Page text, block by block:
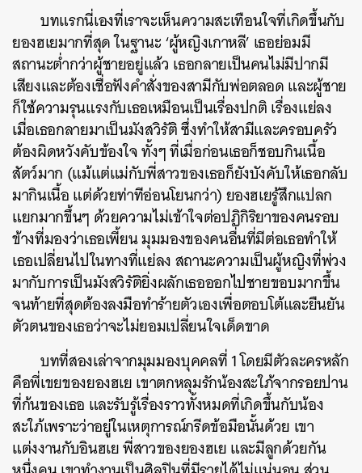
บทแรกนี่เองที่เราจะเห็นความสะเทือนใจที่เกิดขึ้นกับ
ยองฮเยมากที่สุด ในฐานะ ‘ผู้หญิงเกาหลี’ เธอย่อมมี
สถานะต่ำกว่าผู้ชายอยู่แล้ว เธอกลายเป็นคนไม่มีปากมี
เสียงและต้องเชื่อฟังคำสั่งของสามีกับพ่อตลอด และผู้ชาย
ก็ใช้ความรุนแรงกับเธอเหมือนเป็นเรื่องปกติ เรื่องแย่ลง
เมื่อเธอกลายมาเป็นมังสวิรัติ ซึ่งทำให้สามีและครอบครัว
ต้องผิดหวังคับข้องใจ ทั้งๆ ที่เมื่อก่อนเธอก็ชอบกินเนื้อ
สัตว์มาก (แม้แต่แม่กับพี่สาวของเธอก็ยังบังคับให้เธอกลับ
มากินเนื้อ แต่ด้วยท่าทีอ่อนโยนกว่า) ยองฮเยรู้สึกแปลก
แยกมากขึ้นๆ ด้วยความไม่เข้าใจต่อปฏิกิริยาของคนรอบ
ข้างที่มองว่าเธอเพี้ยน มุมมองของคนอื่นที่มีต่อเธอทำให้
เธอเปลี่ยนไปในทางที่แย่ลงสถานะความเป็นผู้หญิงที่พ่วง
มากับการเป็นมังสวิรัติยิ่งผลักเธอออกไปชายขอบมากขึ้น
จนท้ายที่สุดต้องลงมือทำร้ายตัวเองเพื่อตอบโต้และยืนยัน
ตัวตนของเธอว่าจะไม่ยอมเปลี่ยนใจเด็ดขาด
บทที่สองเล่าจากมุมมองบุคคลที่ 1 โดยมีตัวละครหลัก
คือพี่เขยของยองฮเย เขาตกหลุมรักน้องสะใภ้จากรอยปาน
ที่ก้นของเธอ และรับรู้เรื่องราวทั้งหมดที่เกิดขึ้นกับน้อง
สะใภ้เพราะว่าอยู่ในเหตุการณ์กรีดข้อมือนั้นด้วย เขา
แต่งงานกับอินฮเย พี่สาวของยองฮเย และมีลูกด้วยกัน
ค้นหา
SHARE TWEET LINE EMAIL